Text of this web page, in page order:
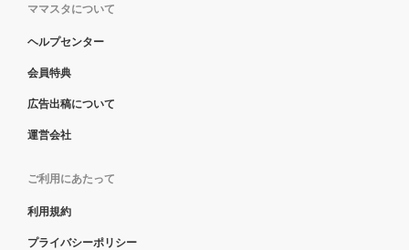
ママスタについて
ヘルプセンター
会員特典
広告出稿について
運営会社
ご利用にあたって
利用規約
プライバシーポリシー